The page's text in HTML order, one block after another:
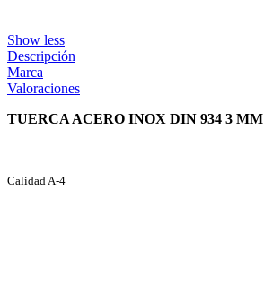
Show less
Descripción
Marca
Valoraciones
TUERCA ACERO INOX DIN 934 3 MM
Calidad A-4